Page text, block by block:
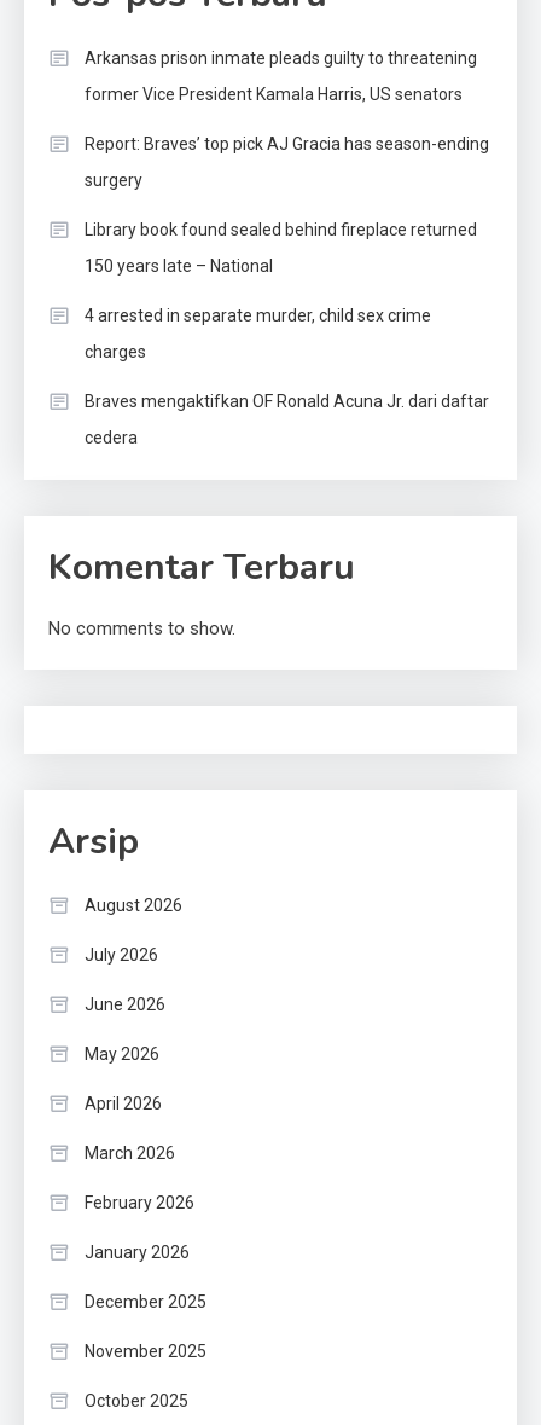
Arkansas prison inmate pleads guilty to threatening
former Vice President Kamala Harris, US senators
Report: Braves’ top pick AJ Gracia has season-ending
surgery
Library book found sealed behind fireplace returned
150 years late – National
4 arrested in separate murder, child sex crime
charges
Braves mengaktifkan OF Ronald Acuna Jr. dari daftar
cedera
Komentar Terbaru
No comments to show.
Arsip
August 2026
July 2026
June 2026
May 2026
April 2026
March 2026
February 2026
January 2026
December 2025
November 2025
October 2025